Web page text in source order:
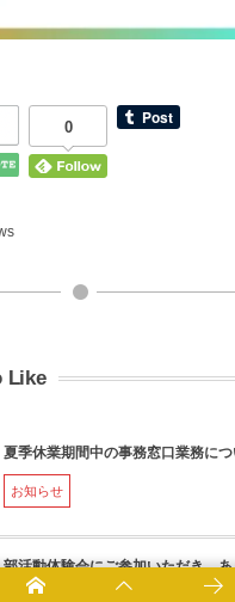
0
Like
夏季休業期間中の事務窓口業務につ
お知らせ
部活動体験会にご参加いただき、
ました！